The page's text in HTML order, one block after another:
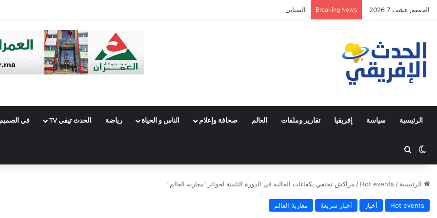
الجمعة, غشت 7 2026 Breaking News السياسة علم لا صفقة: نحو نقاش وطني لإنقاذ الفعل الحزبي من تغول المال
الرئيسية سياسة إفريقيا تقارير وملفات العالم صحافة وإعلام الناس و الحياة رياضة الحدث تيفي TV في الصميم
Switch skin
ابحث عن
الرئيسية /
Hot events
/ مراكش تحتفي بكفاءات الجالية في الدورة الثامنة لجوائز “مغاربة العالم”
Hot events أخبار أخبار سريعة مغاربة العالم